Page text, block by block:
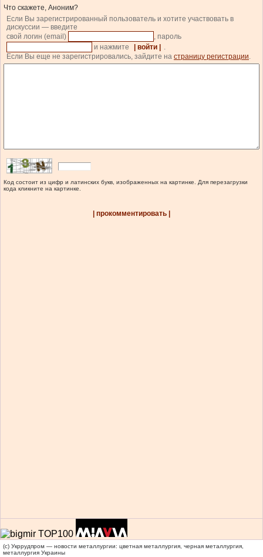
Что скажете, Аноним?
Если Вы зарегистрированный пользователь и хотите участвовать в
дискуссии — введите
свой логин (email)
, пароль
и нажмите
| войти |
.
Если Вы еще не зарегистрировались, зайдите на страницу регистрации.
Код состоит из цифр и латинских букв, изображенных на картинке. Для перезагрузки
кода кликните на картинке.
| прокомментировать |
(c) Укррудпром — новости металлургии: цветная металлургия, черная металлургия,
металлургия Украины